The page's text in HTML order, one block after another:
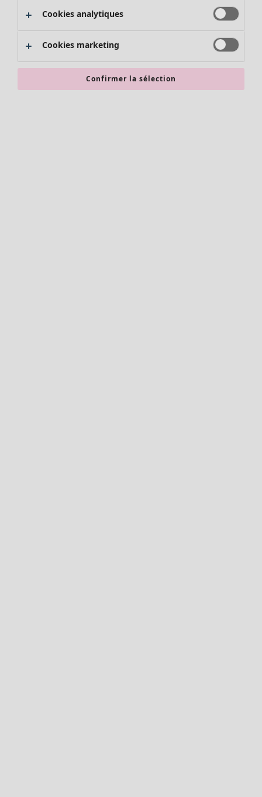
Promos SOLDES
Les promos de Gudrun Sjödén
Nouvel arrivage
Bonnes affaires en soldes - jusqu'à -70
Cookies analytiques
Cookies marketing
Confirmer la sélection